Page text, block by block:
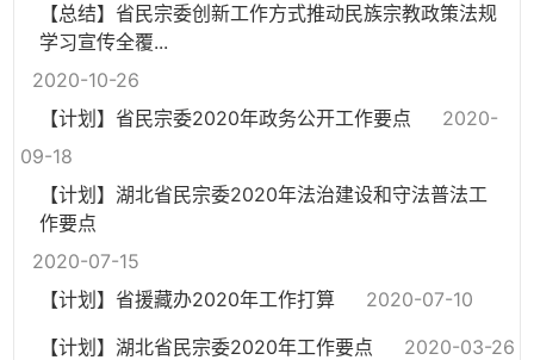
【总结】省民宗委创新工作方式推动民族宗教政策法规
学习宣传全覆...
2020-10-26
【计划】省民宗委2020年政务公开工作要点
2020-
09-18
【计划】​湖北省民宗委2020年法治建设和守法普法工
作要点
2020-07-15
【计划】省援藏办2020年工作打算
2020-07-10
【计划】湖北省民宗委2020年工作要点
2020-03-26